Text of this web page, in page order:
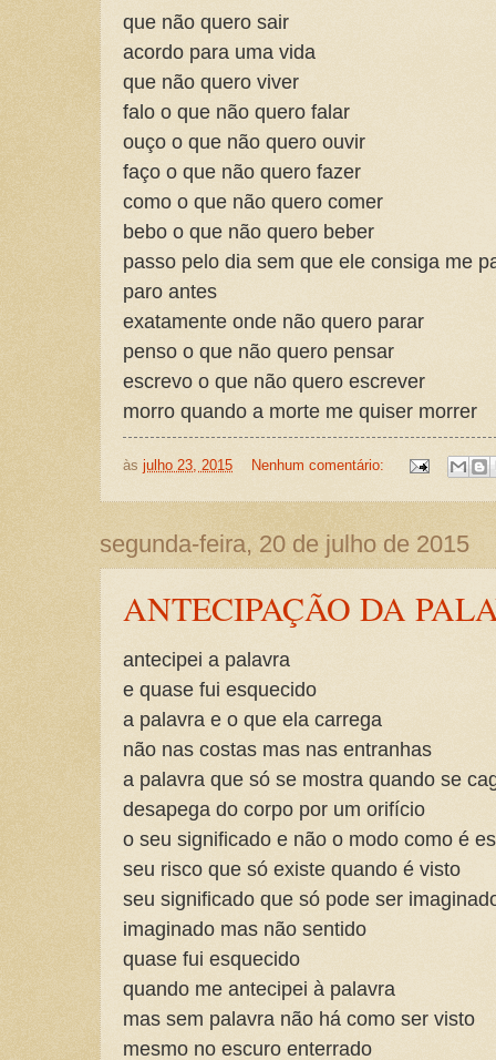
que não quero sair
acordo para uma vida
que não quero viver
falo o que não quero falar
ouço o que não quero ouvir
faço o que não quero fazer
como o que não quero comer
bebo o que não quero beber
passo pelo dia sem que ele consiga me
paro antes
exatamente onde não quero parar
penso o que não quero pensar
escrevo o que não quero escrever
morro quando a morte me quiser morrer
às julho 23, 2015 Nenhum comentário:
segunda-feira, 20 de julho de 2015
ANTECIPAÇÃO DA
antecipei a palavra
e quase fui esquecido
a palavra e o que ela carrega
não nas costas mas nas entranhas
a palavra que só se mostra quando se
desapega do corpo por um orifício
o seu significado e não o modo como é
seu risco que só existe quando é visto
seu significado que só pode ser
imaginado mas não sentido
quase fui esquecido
quando me antecipei à palavra
mas sem palavra não há como ser visto
mesmo no escuro enterrado